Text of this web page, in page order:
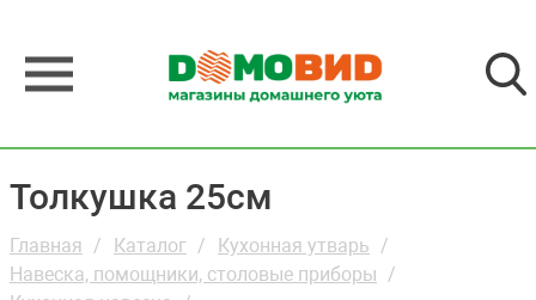
Толкушка 25см
Главная Каталог
Кухонная утварь
Навеска, помощники, столовые приборы